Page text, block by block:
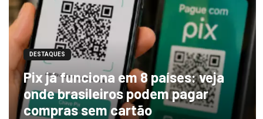
DESTAQUES
Pix já funciona em 8 países: veja
onde brasileiros podem pagar
compras sem cartão